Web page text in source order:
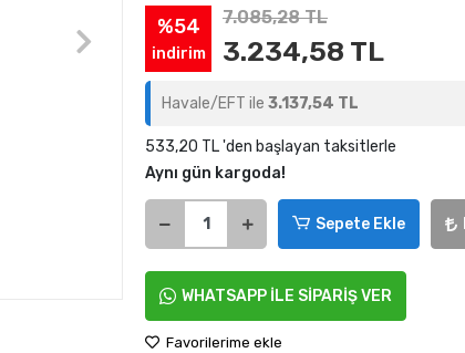
%54
indirim
7.085,28 TL
3.234,58 TL
Havale/EFT ile 3.137,54 TL
533,20 TL 'den başlayan taksitlerle
Aynı gün kargoda!
Sepete Ekle
WHATSAPP İLE SİPARİŞ VER
Favorilerime ekle